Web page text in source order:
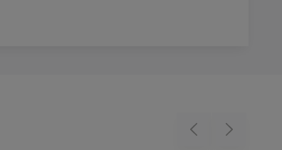
Previous Next